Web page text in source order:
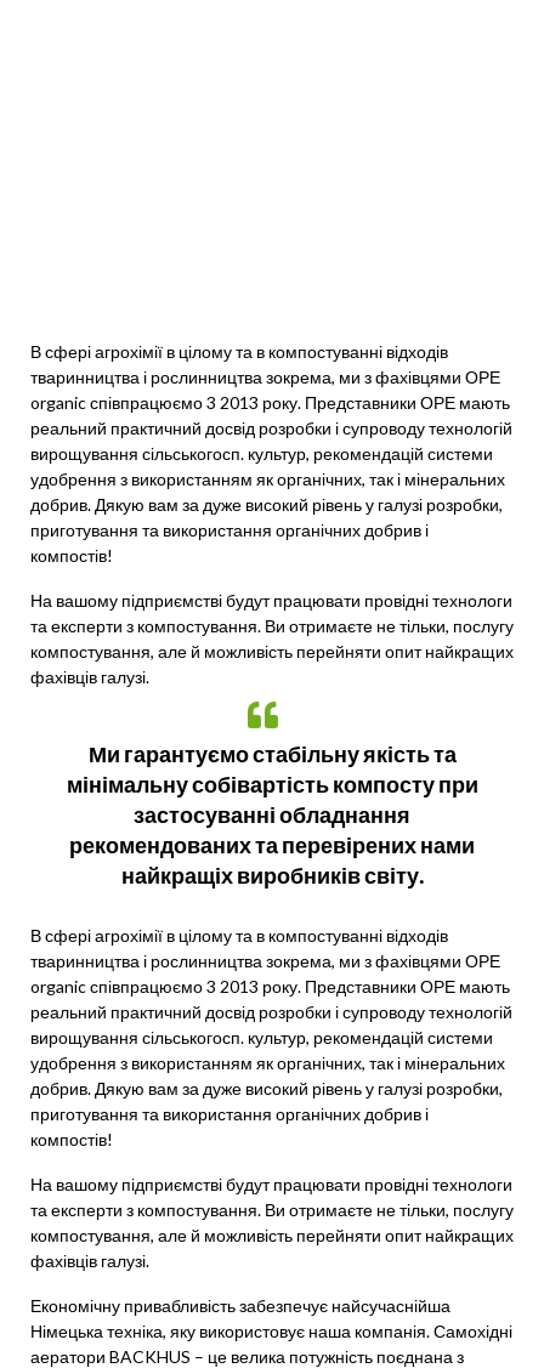
В сфері агрохімії в цілому та в компостуванні відходів
тваринництва і рослинництва зокрема, ми з фахівцями ОРЕ
organic співпрацюємо 3 2013 року. Представники ОРЕ мають
реальний практичний досвід розробки і супроводу технологій
вирощування сільськогосп. культур, рекомендацій системи
удобрення з використанням як органічних, так і мінеральних
добрив. Дякую вам за дуже високий рівень у галузі розробки,
приготування та використання органічних добрив і
компостів!
На вашому підприємстві будут працювати провідні технологи
та експерти з компостування. Ви отримаєте не тільки, послугу
компостування, але й можливість перейняти опит найкращих
фахівців галузі.
Ми гарантуємо стабільну якість та
мінімальну собівартість компосту при
застосуванні обладнання
рекомендованих та перевірених нами
найкращіх виробників світу.
В сфері агрохімії в цілому та в компостуванні відходів
тваринництва і рослинництва зокрема, ми з фахівцями ОРЕ
organic співпрацюємо 3 2013 року. Представники ОРЕ мають
реальний практичний досвід розробки і супроводу технологій
вирощування сільськогосп. культур, рекомендацій системи
удобрення з використанням як органічних, так і мінеральних
добрив. Дякую вам за дуже високий рівень у галузі розробки,
приготування та використання органічних добрив і
компостів!
На вашому підприємстві будут працювати провідні технологи
та експерти з компостування. Ви отримаєте не тільки, послугу
компостування, але й можливість перейняти опит найкращих
фахівців галузі.
Економічну привабливість забезпечує найсучаснійша
Німецька техніка, яку використовує наша компанія. Самохідні
аератори BACKHUS – це велика потужність поєднана з